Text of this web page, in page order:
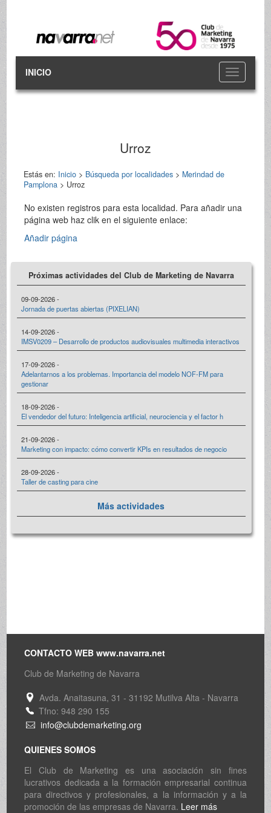
Toggle
navigation
INICIO
Urroz
Estás en: Inicio> Búsqueda por localidades> Merindad de
Pamplona> Urroz
No existen registros para esta localidad. Para añadir una
página web haz clik en el siguiente enlace:
Añadir página
Próximas actividades del Club de Marketing de Navarra
09-09-2026 -
Jornada de puertas abiertas (PIXELIAN)
14-09-2026 -
IMSV0209 – Desarrollo de productos audiovisuales multimedia interactivos
17-09-2026 -
Adelantarnos a los problemas. Importancia del modelo NOF-FM para
gestionar
18-09-2026 -
El vendedor del futuro: Inteligencia artificial, neurociencia y el factor h
21-09-2026 -
Marketing con impacto: cómo convertir KPIs en resultados de negocio
28-09-2026 -
Taller de casting para cine
Más actividades
CONTACTO WEB www.navarra.net
Club de Marketing de Navarra
Avda. Anaitasuna, 31 - 31192 Mutilva Alta - Navarra
Tfno: 948 290 155
info@clubdemarketing.org
QUIENES SOMOS
El Club de Marketing es una asociación sin fines
lucrativos dedicada a la formación empresarial continua
para directivos y profesionales, a la información y a la
promoción de las empresas de Navarra. Leer más